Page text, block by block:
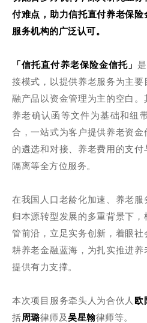
付难点，助力信托直付养老保
服务机构的广泛认可。
「信托直付养老保险金信托」
接模式，以提供养老服务为主
融产品以资金管理为主的空白。
养老确认函等文件为基础和纽
合，一站式为客户提供养老资
的遴选和对接、养老费用的支
隔离等全方位服务。
在我国人口老龄化加速、养老
归本源转型发展的多重背景下
管前沿，立足实务创新，着眼
耕养老金融蓝海，为扎实推进
提供有力支撑。
本次项目服务牵头人为合伙人 欧
括周璐律师及吴星翰律师等。